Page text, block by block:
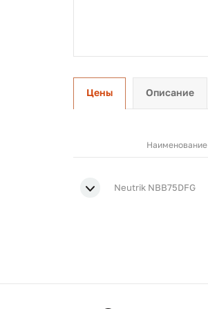
Цены Описание
Наименование
Neutrik NBB75DFG